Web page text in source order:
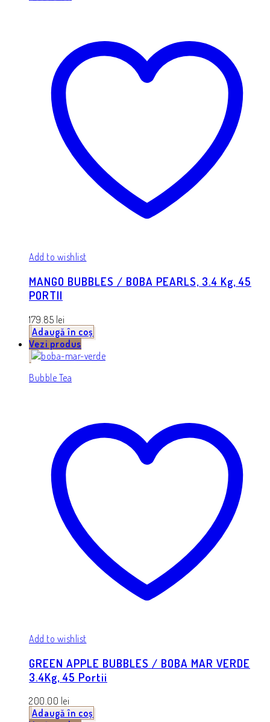
Add to wishlist
MANGO BUBBLES / BOBA PEARLS, 3.4 Kg, 45
PORTII
179.85 lei
Adaugă în coș
Vezi produs
Bubble Tea
Add to wishlist
GREEN APPLE BUBBLES / BOBA MAR VERDE
3.4Kg, 45 Portii
200.00 lei
Adaugă în coș